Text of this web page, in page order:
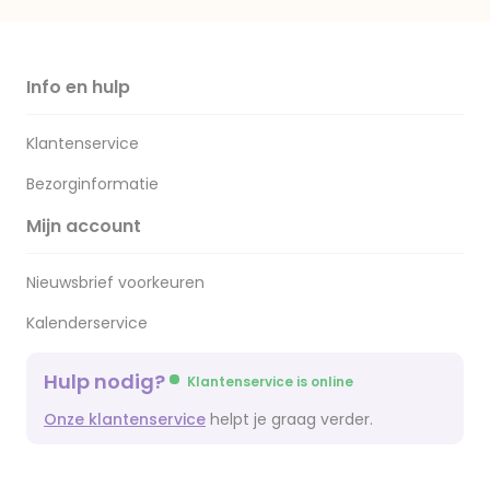
Info en hulp
Klantenservice
Bezorginformatie
Mijn account
Nieuwsbrief voorkeuren
Kalenderservice
Hulp nodig? Klantenservice is online
Onze klantenservice helpt je graag verder.